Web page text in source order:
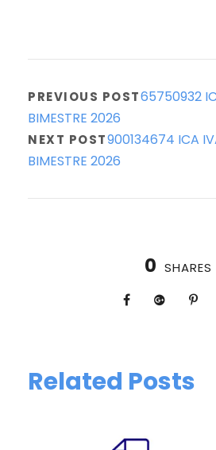
PREVIOUS POST65750932
BIMESTRE 2026
NEXT POST900134674 ICA
BIMESTRE 2026
0 SHARES
Related Posts